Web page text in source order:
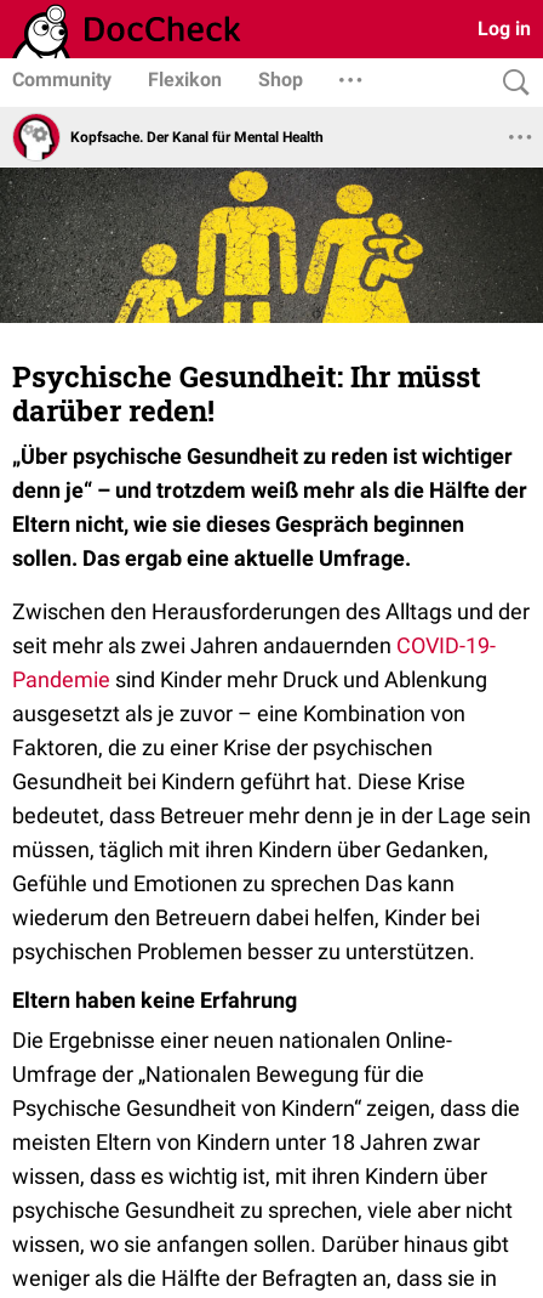
Log in
Community Flexikon Shop
Kopfsache. Der Kanal für Mental Health
Psychische Gesundheit: Ihr müsst
darüber reden!
„Über psychische Gesundheit zu reden ist wichtiger
denn je“ – und trotzdem weiß mehr als die Hälfte der
Eltern nicht, wie sie dieses Gespräch beginnen
sollen. Das ergab eine aktuelle Umfrage.
Zwischen den Herausforderungen des Alltags und der
seit mehr als zwei Jahren andauernden COVID-19-
Pandemie sind Kinder mehr Druck und Ablenkung
ausgesetzt als je zuvor – eine Kombination von
Faktoren, die zu einer Krise der psychischen
Gesundheit bei Kindern geführt hat. Diese Krise
bedeutet, dass Betreuer mehr denn je in der Lage sein
müssen, täglich mit ihren Kindern über Gedanken,
Gefühle und Emotionen zu sprechen Das kann
wiederum den Betreuern dabei helfen, Kinder bei
psychischen Problemen besser zu unterstützen.
Eltern haben keine Erfahrung
Die Ergebnisse einer neuen nationalen Online-
Umfrage der „Nationalen Bewegung für die
Psychische Gesundheit von Kindern“ zeigen, dass die
meisten Eltern von Kindern unter 18 Jahren zwar
wissen, dass es wichtig ist, mit ihren Kindern über
psychische Gesundheit zu sprechen, viele aber nicht
wissen, wo sie anfangen sollen. Darüber hinaus gibt
weniger als die Hälfte der Befragten an, dass sie in